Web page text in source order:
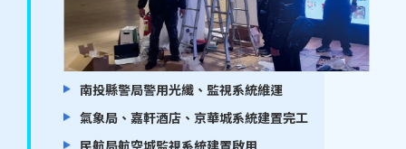
南投縣警局警用光纖、監視系統維運
氣象局、嘉軒酒店、京華城系統建置完工